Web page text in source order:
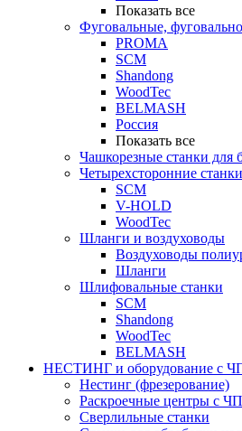
Показать все
Фуговальные,
PROMA
SCM
Shandong
WoodTec
BELMASH
Россия
Показать все
Чашкорезные станки для
Четырехсторонние станки
SCM
V-HOLD
WoodTec
Шланги и воздуховоды
Воздуховоды
Шланги
Шлифовальные станки
SCM
Shandong
WoodTec
BELMASH
НЕСТИНГ и оборудование с
Нестинг (фрезерование)
Раскроечные центры с
Сверлильные станки